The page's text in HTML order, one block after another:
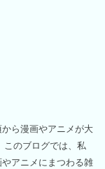
ら漫画やアニメが大
のブログでは、私
アニメにまつわる雑